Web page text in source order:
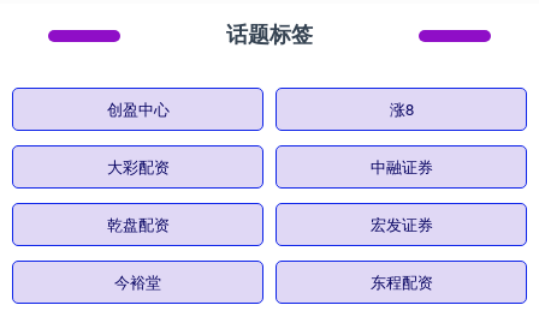
话题标签
创盈中心 涨8
大彩配资 中融证券
乾盘配资 宏发证券
今裕堂 东程配资